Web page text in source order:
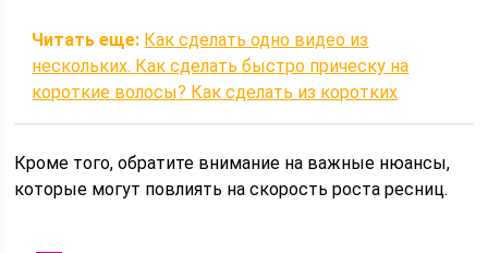
Читать еще: Как сделать одно видео из
нескольких. Как сделать быстро прическу на
короткие волосы? Как сделать из коротких
Кроме того, обратите внимание на важные нюансы,
которые могут повлиять на скорость роста ресниц.